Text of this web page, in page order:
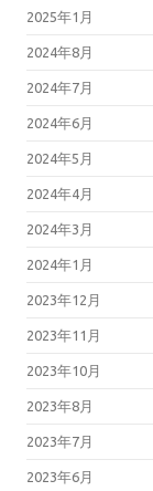
2025年1月
2024年8月
2024年7月
2024年6月
2024年5月
2024年4月
2024年3月
2024年1月
2023年12月
2023年11月
2023年10月
2023年8月
2023年7月
2023年6月